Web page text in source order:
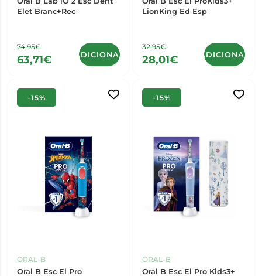
Elet Branc+Rec
74,95€
63,71€ ADICIONAR
LionKing Ed Esp
32,95€
28,01€ ADICIONAR
-15%
ORAL-B
Oral B Esc El Pro
-15%
ORAL-B
Oral B Esc El Pro Kids3+